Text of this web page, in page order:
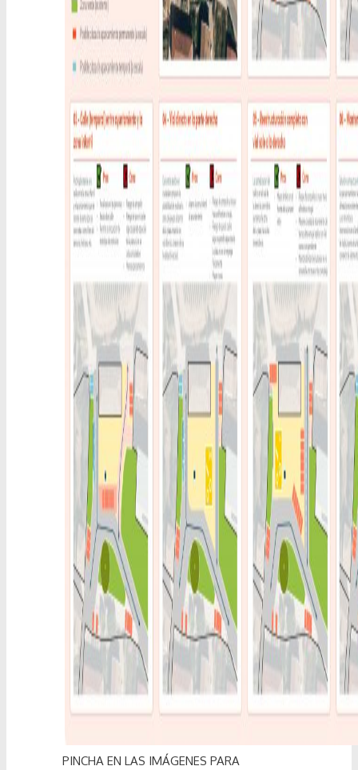
PINCHA EN LAS IMÁGENES PARA